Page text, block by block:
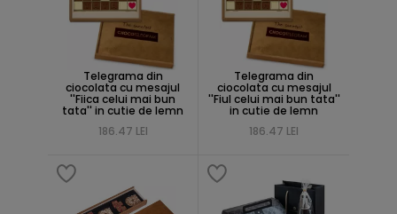
Telegrama din
ciocolata cu mesajul
''Fiica celui mai bun
tata'' in cutie de lemn
186.47 LEI
Telegrama din
ciocolata cu mesajul
''Fiul celui mai bun tata''
in cutie de lemn
186.47 LEI